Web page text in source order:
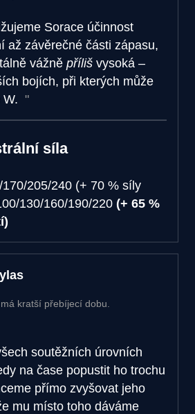
Sorace účinnost
až závěrečné části zápasu,
vážně příliš vysoká –
bojích, při kterých může
síla
170/205/240 (+ 70 % síly
130/160/190/220 (+ 65 %
kratší přebíjecí dobu.
soutěžních úrovních
na čase popustit ho trochu
přímo zvyšovat jeho
mu místo toho dáváme